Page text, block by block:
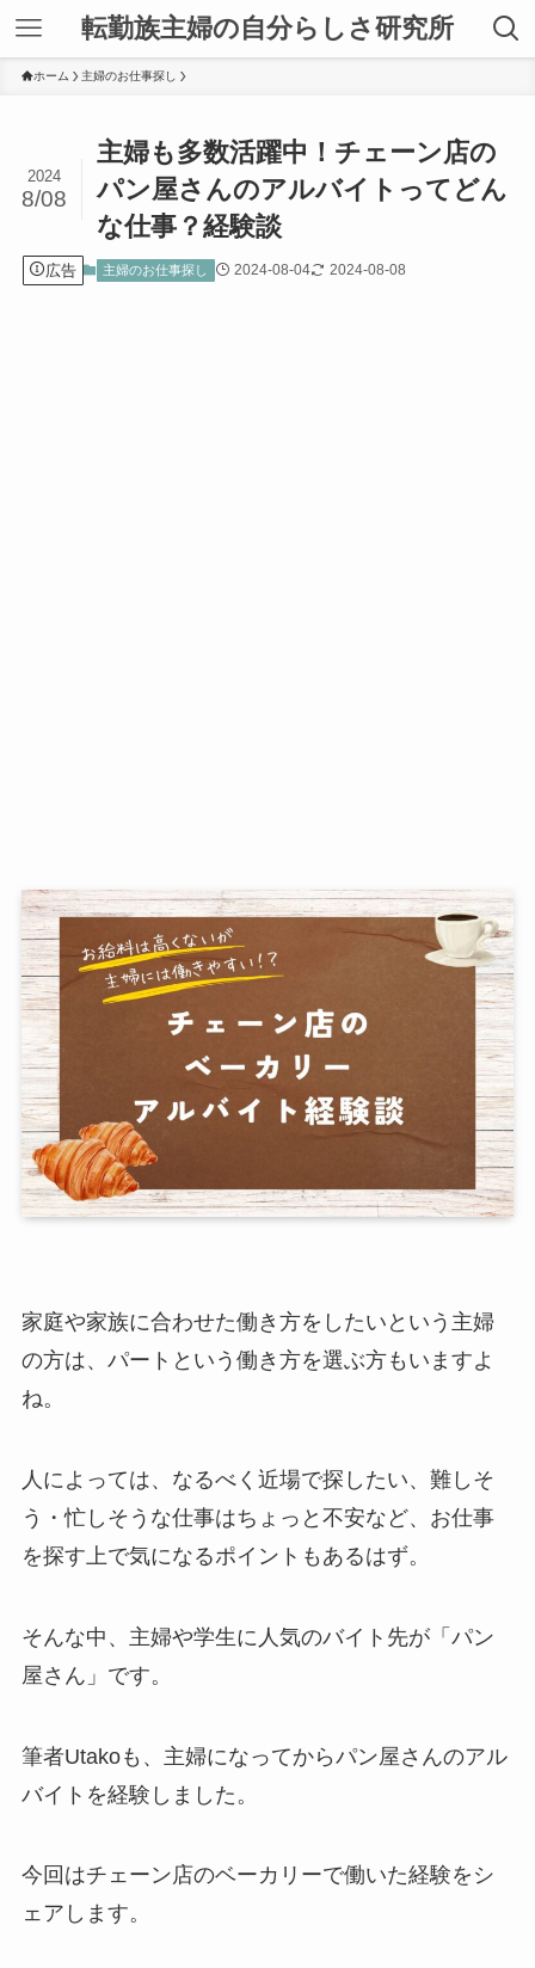
転勤族主婦の自分らしさ研究所
ホーム 主婦のお仕事探し
主婦も多数活躍中！チェーン店の
パン屋さんのアルバイトってどん
な仕事？経験談
2024
8/08
広告 主婦のお仕事探し 2024-08-04 2024-08-08
家庭や家族に合わせた働き方をしたいという主婦
の方は、パートという働き方を選ぶ方もいますよ
ね。
人によっては、なるべく近場で探したい、難しそ
う・忙しそうな仕事はちょっと不安など、お仕事
を探す上で気になるポイントもあるはず。
そんな中、主婦や学生に人気のバイト先が「パン
屋さん」です。
筆者Utakoも、主婦になってからパン屋さんのアル
バイトを経験しました。
今回はチェーン店のベーカリーで働いた経験をシ
ェアします。